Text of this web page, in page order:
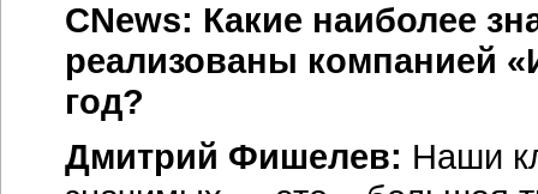
CNews: Какие наиболее
реализованы компанией
год?
Дмитрий Фишелев: Наши